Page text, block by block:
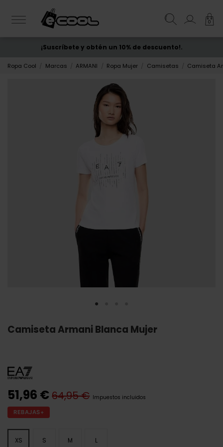
0
ENVÍO GRATIS desde 50€
¡Suscríbete y obtén un 10% de descuento!.
Ropa Cool Marcas ARMANI Ropa Mujer Camisetas Camiseta
Camiseta Armani Blanca Mujer
51,96 €64,95 € Impuestos incluidos
REBAJAS+
XS S M L